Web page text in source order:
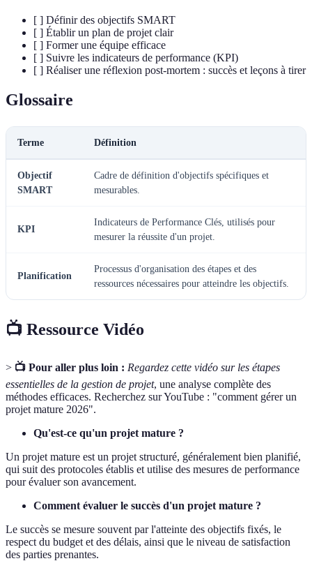
[ ] Définir des objectifs SMART
[ ] Établir un plan de projet clair
[ ] Former une équipe efficace
[ ] Suivre les indicateurs de performance (KPI)
[ ] Réaliser une réflexion post-mortem : succès et leçons à tirer
Glossaire
Terme Définition
Objectif
SMART
Cadre de définition d'objectifs spécifiques et
mesurables.
KPI
Indicateurs de Performance Clés, utilisés pour
mesurer la réussite d'un projet.
Planification
Processus d'organisation des étapes et des
ressources nécessaires pour atteindre les objectifs.
📺 Ressource Vidéo
> 📺 Pour aller plus loin : Regardez cette vidéo sur les étapes
essentielles de la gestion de projet, une analyse complète des
méthodes efficaces. Recherchez sur YouTube : "comment gérer un
projet mature 2026".
Qu'est-ce qu'un projet mature ?
Un projet mature est un projet structuré, généralement bien planifié,
qui suit des protocoles établis et utilise des mesures de performance
pour évaluer son avancement.
Comment évaluer le succès d'un projet mature ?
Le succès se mesure souvent par l'atteinte des objectifs fixés, le
respect du budget et des délais, ainsi que le niveau de satisfaction
des parties prenantes.